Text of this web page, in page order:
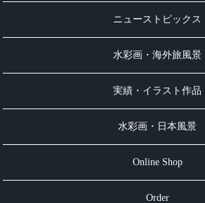
ニューストピックス
水彩画・海外旅風景
実績・イラスト作品
水彩画・日本風景
Online Shop
Order